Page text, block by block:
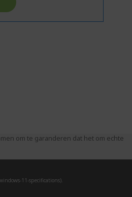
om te garanderen dat het om echte
11-specifications).